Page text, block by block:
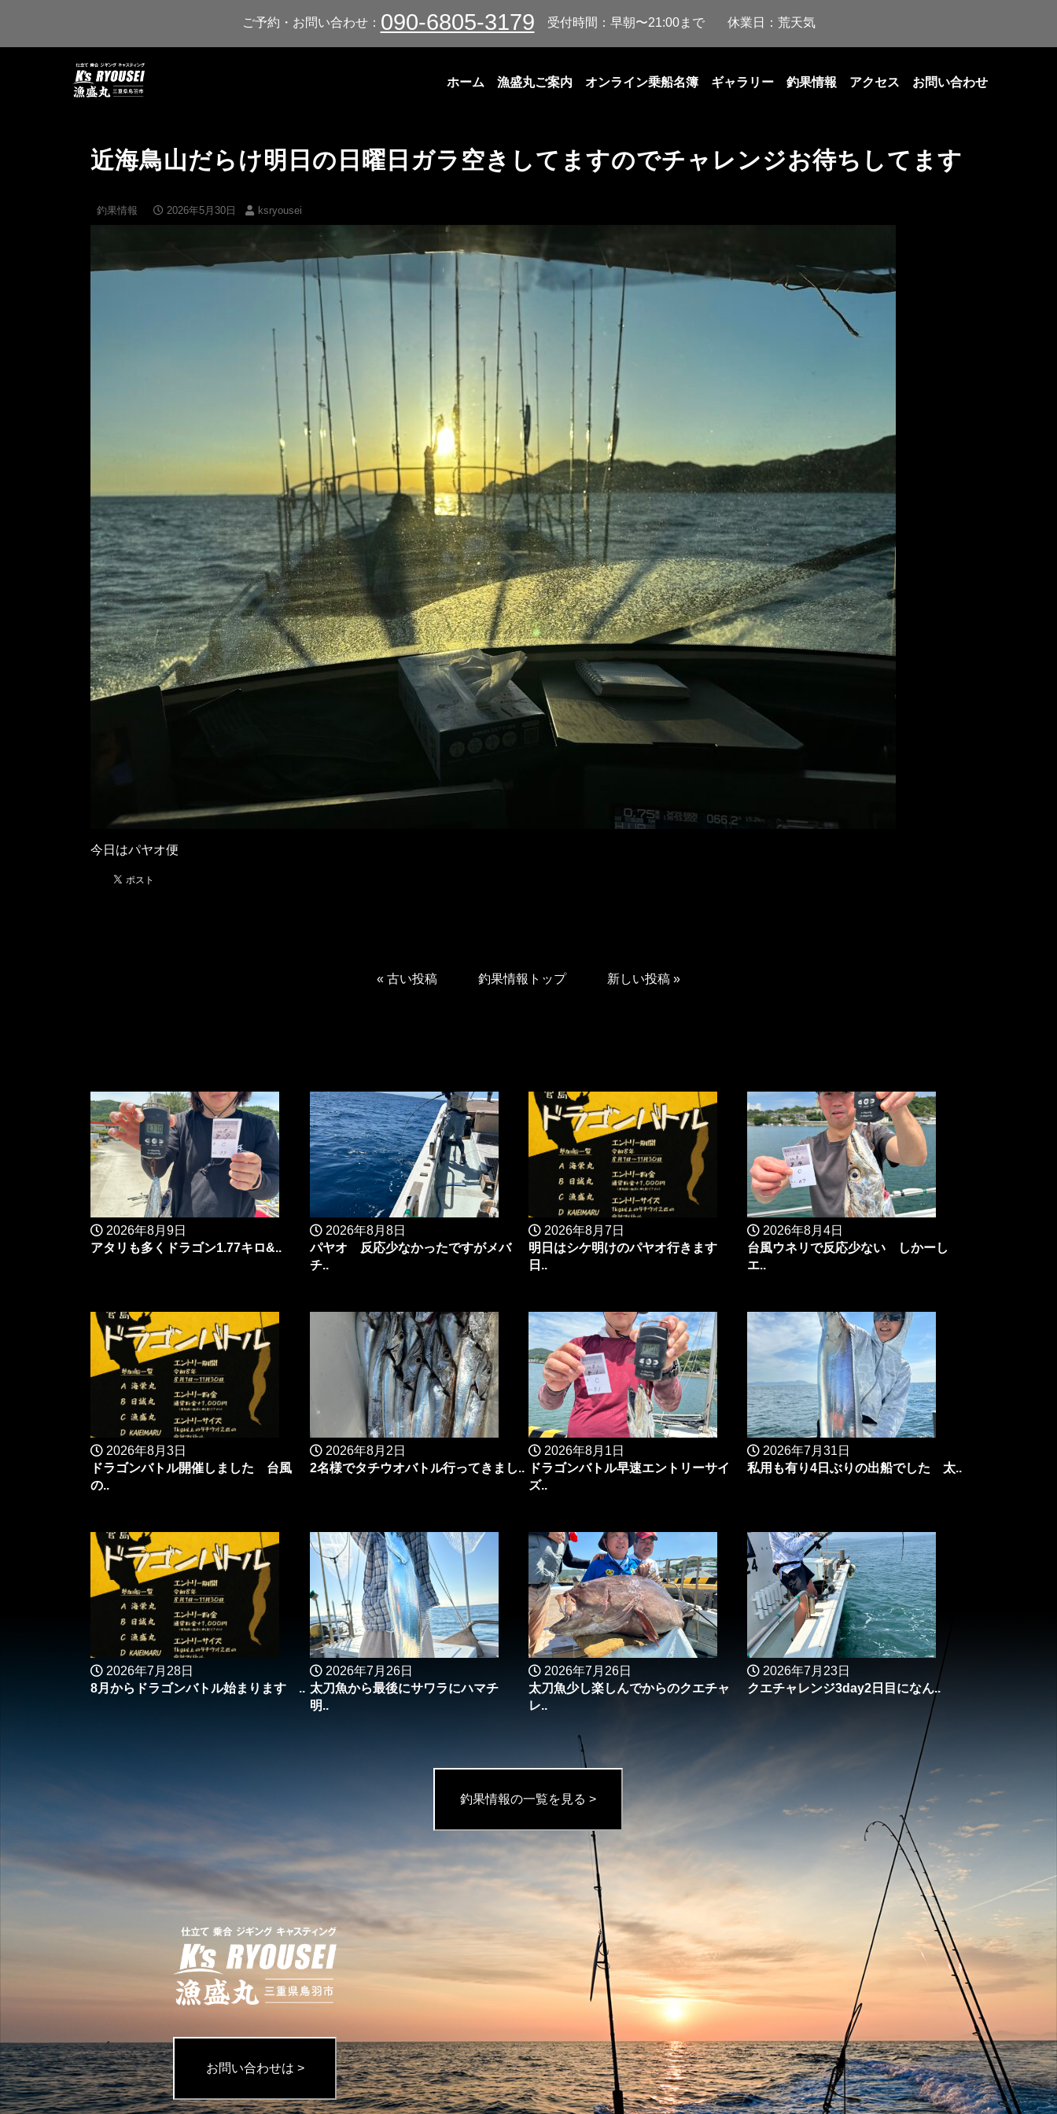
ご予約・お問い合わせ： 090-6805-3179 受付時間：早朝〜21:00まで 休業日：荒天気
ホーム 漁盛丸ご案内 オンライン乗船名簿 ギャラリー 釣果情報 アクセス お問い合わせ
近海鳥山だらけ明日の日曜日ガラ空きしてますのでチャレンジお待ちしてます
釣果情報 2026年5月30日 ksryousei
今日はパヤオ便
« 古い投稿 釣果情報トップ 新しい投稿»
2026年8月9日
アタリも多くドラゴン1.77キロ&..
2026年8月8日
パヤオ 反応少なかったですがメバ
チ..
2026年8月7日
明日はシケ明けのパヤオ行きます
日..
2026年8月4日
台風ウネリで反応少ない しかーし
エ..
2026年8月3日
ドラゴンバトル開催しました 台風
の..
2026年8月2日
2名様でタチウオバトル行ってきまし..
2026年8月1日
ドラゴンバトル早速エントリーサイ
ズ..
2026年7月31日
私用も有り4日ぶりの出船でした 太..
2026年7月28日
8月からドラゴンバトル始まります ..
2026年7月26日
太刀魚から最後にサワラにハマチ
明..
2026年7月26日
太刀魚少し楽しんでからのクエチャ
レ..
2026年7月23日
クエチャレンジ3day2日目になん..
釣果情報の一覧を見る >
お問い合わせは >